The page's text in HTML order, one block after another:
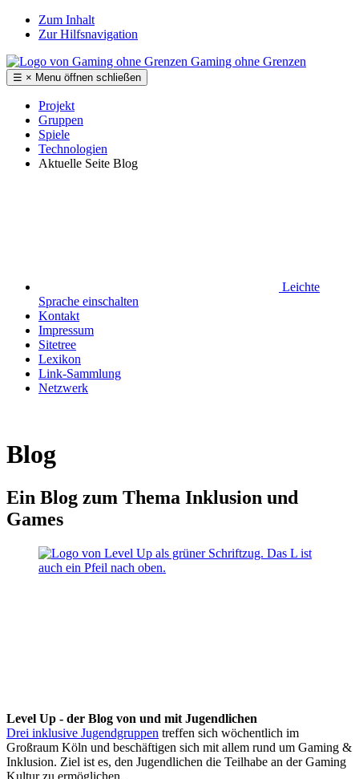
Zum Inhalt
Zur Hilfsnavigation
Gaming ohne Grenzen
☰ × Menu öffnen schließen
Projekt
Gruppen
Spiele
Technologien
Aktuelle Seite Blog
Leichte
Sprache einschalten
Kontakt
Impressum
Sitetree
Lexikon
Link-Sammlung
Netzwerk
Blog
Ein Blog zum Thema Inklusion und
Games
Level Up - der Blog von und mit Jugendlichen
Drei inklusive Jugendgruppen treffen sich wöchentlich im
Großraum Köln und beschäftigen sich mit allem rund um Gaming &
Inklusion. Ziel ist es, den Jugendlichen die Teilhabe an der Gaming
Kultur zu ermöglichen.